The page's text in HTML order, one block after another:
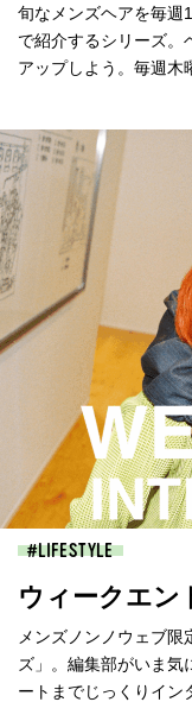
旬なメンズヘアを毎週
で紹介するシリーズ。
アップしよう。毎週木
LIFESTYLE
ウィークエン
メンズノンノウェブ限
ズ」。編集部がいま気
ートまでじっくりイン